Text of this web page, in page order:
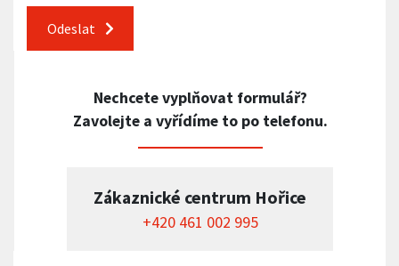
Odeslat
Nechcete vyplňovat formulář?
Zavolejte a vyřídíme to po telefonu.
Zákaznické centrum Hořice
+420 461 002 995